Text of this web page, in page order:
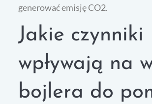
generować emisję CO2.
Jakie czynniki
wpływają na
bojlera do